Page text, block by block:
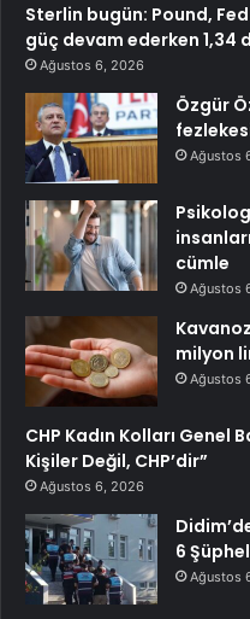
Sterlin bugün: Pound,
güç devam ederken 1,34
Ağustos 6, 2026
Özgür
Ağustos
cümle
Ağustos
milyon
Ağustos
CHP Kadın Kolları Genel
Kişiler Değil, CHP’dir”
Ağustos 6, 2026
6
Ağustos